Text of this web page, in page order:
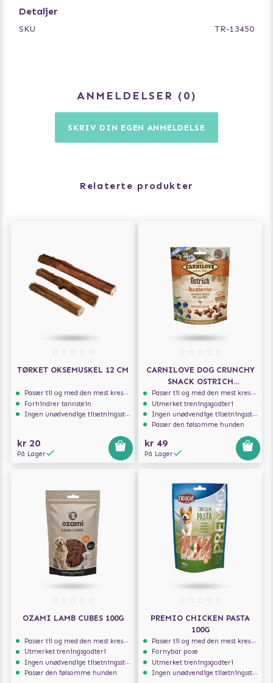
Perfekt for turer i mørket eller for å gjøre hunden ekstra
synlig under lek ute. Kombiner sikkerhet med stil og gi
Detaljer
SKU TR-13450
ANMELDELSER 0
SKRIV DIN EGEN ANMELDELSE
Relaterte produkter
TØRKET OKSEMUSKEL 12 CM
Passer til og med den mest kresne hunden
Forhindrer tannstein
Ingen unødvendige tilsetningsstoffer
kr 20
På Lager
CARNILOVE DOG CRUNCHY
SNACK OSTRICH
BLACKBERRIES 200G
Passer til og med den mest kresne hunden
Utmerket treningsgodteri
Ingen unødvendige tilsetningsstoffer
Passer den følsomme hunden
kr 49
På Lager
OZAMI LAMB CUBES 100G
Passer til og med den mest kresne hunden
Utmerket treningsgodteri
Ingen unødvendige tilsetningsstoffer
Passer den følsomme hunden
PREMIO CHICKEN PASTA
100G
Passer til og med den mest kresne hunden
Fornybar pose
Utmerket treningsgodteri
Ingen unødvendige tilsetningsstoffer